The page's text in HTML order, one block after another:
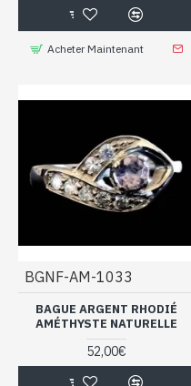
Les bijoux en
dans nos
Acheter Maintenant
BGNF-AM-1033
BAGUE ARGENT RHODIÉ
AMÉTHYSTE NATURELLE
52,00€